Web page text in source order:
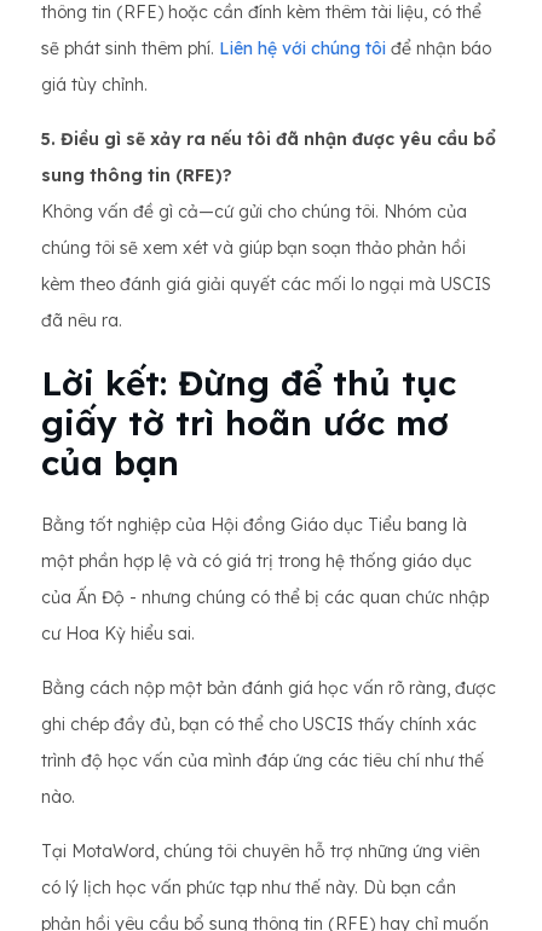
thông tin (RFE) hoặc cần đính kèm thêm tài liệu, có thể
sẽ phát sinh thêm phí. Liên hệ với chúng tôi để nhận báo
giá tùy chỉnh.
5. Điều gì sẽ xảy ra nếu tôi đã nhận được yêu cầu bổ
sung thông tin (RFE)?
Không vấn đề gì cả—cứ gửi cho chúng tôi. Nhóm của
chúng tôi sẽ xem xét và giúp bạn soạn thảo phản hồi
kèm theo đánh giá giải quyết các mối lo ngại mà USCIS
đã nêu ra.
Lời kết: Đừng để thủ tục
giấy tờ trì hoãn ước mơ
của bạn
Bằng tốt nghiệp của Hội đồng Giáo dục Tiểu bang là
một phần hợp lệ và có giá trị trong hệ thống giáo dục
của Ấn Độ - nhưng chúng có thể bị các quan chức nhập
cư Hoa Kỳ hiểu sai.
Bằng cách nộp một bản đánh giá học vấn rõ ràng, được
ghi chép đầy đủ, bạn có thể cho USCIS thấy chính xác
trình độ học vấn của mình đáp ứng các tiêu chí như thế
nào.
Tại MotaWord, chúng tôi chuyên hỗ trợ những ứng viên
có lý lịch học vấn phức tạp như thế này. Dù bạn cần
phản hồi yêu cầu bổ sung thông tin (RFE) hay chỉ muốn